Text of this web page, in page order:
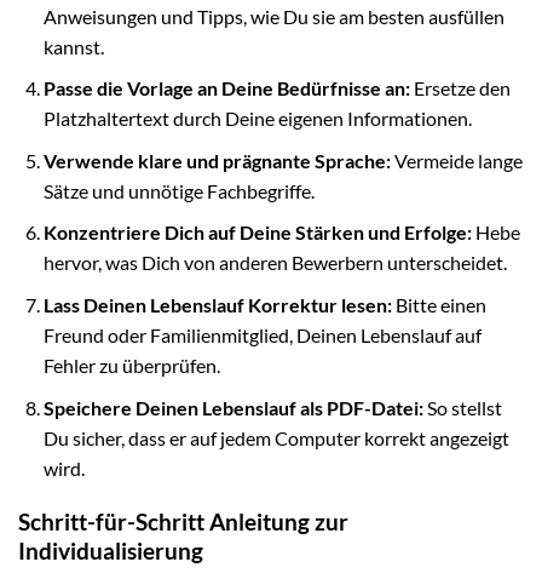
Anweisungen und Tipps, wie Du sie am besten ausfüllen
kannst.
Passe die Vorlage an Deine Bedürfnisse an:Ersetze den
Platzhaltertext durch Deine eigenen Informationen.
Verwende klare und prägnante Sprache:Vermeide lange
Sätze und unnötige Fachbegriffe.
Konzentriere Dich auf Deine Stärken und Erfolge:Hebe
hervor, was Dich von anderen Bewerbern unterscheidet.
Lass Deinen Lebenslauf Korrektur lesen:Bitte einen
Freund oder Familienmitglied, Deinen Lebenslauf auf
Fehler zu überprüfen.
Speichere Deinen Lebenslauf als PDF-Datei:So stellst
Du sicher, dass er auf jedem Computer korrekt angezeigt
wird.
Schritt-für-Schritt Anleitung zur
Individualisierung